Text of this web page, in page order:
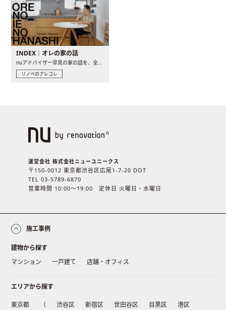
INDEX｜オレの家の話
nuアドバイザー早見の家の話を、全4話でお届け。リノベーションを..
リノベのアレコレ
運営会社 株式会社ニューユニークス
〒150-0012 東京都渋谷区広尾1-7-20 DOT
TEL 03-5789-6870
営業時間 10:00〜19:00 定休日 火曜日・水曜日
施工事例
建物から探す
マンション
一戸建て 店舗・オフィス
エリアから探す
東京都 （ 渋谷区 新宿区 世田谷区 目黒区
港区